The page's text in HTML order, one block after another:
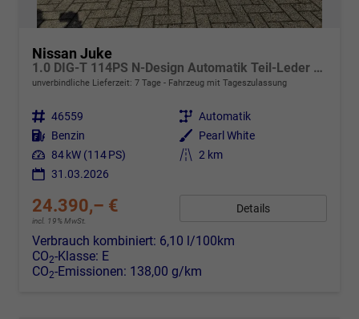
Nissan Juke
1.0 DIG-T 114PS N-Design Automatik Teil-Leder Klimaautomatik Sitzheizung Lenkradheizung PDC v+h Rückf.Kamera Navi 19"LM Bluetooth Touchscreen Apple CarPlay Android Auto
unverbindliche Lieferzeit: 7 Tage Fahrzeug mit Tageszulassung
Fahrzeugnr. 46559 Getriebe Automatik
Kraftstoff Benzin Außenfarbe
Pearl White
Leistung 84 kW (114 PS) Kilometerstand 2 km
31.03.2026
24.390,– €
incl. 19% MwSt.
Details
Verbrauch kombiniert: 6,10 l/100km
CO2-Klasse: E
CO2-Emissionen: 138,00 g/km